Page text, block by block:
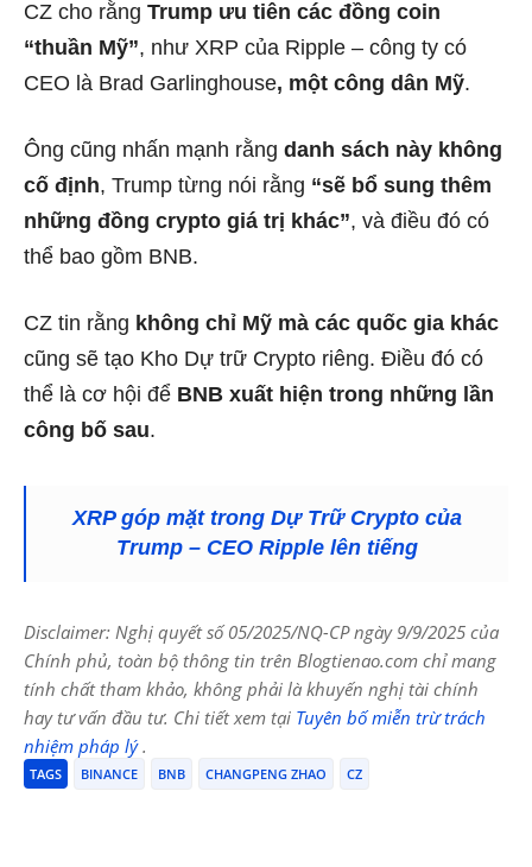
CZ cho rằng Trump ưu tiên các đồng coin
“thuần Mỹ”, như XRP của Ripple – công ty có
CEO là Brad Garlinghouse, một công dân Mỹ.
Ông cũng nhấn mạnh rằng danh sách này không
cố định, Trump từng nói rằng “sẽ bổ sung thêm
những đồng crypto giá trị khác”, và điều đó có
thể bao gồm BNB.
CZ tin rằng không chỉ Mỹ mà các quốc gia khác
cũng sẽ tạo Kho Dự trữ Crypto riêng. Điều đó có
thể là cơ hội để BNB xuất hiện trong những lần
công bố sau.
XRP góp mặt trong Dự Trữ Crypto của
Trump – CEO Ripple lên tiếng
Disclaimer: Nghị quyết số 05/2025/NQ-CP ngày 9/9/2025 của
Chính phủ, toàn bộ thông tin trên Blogtienao.com chỉ mang
tính chất tham khảo, không phải là khuyến nghị tài chính
hay tư vấn đầu tư. Chi tiết xem tại Tuyên bố miễn trừ trách
nhiệm pháp lý.
TAGS BINANCE BNB CHANGPENG ZHAO CZ